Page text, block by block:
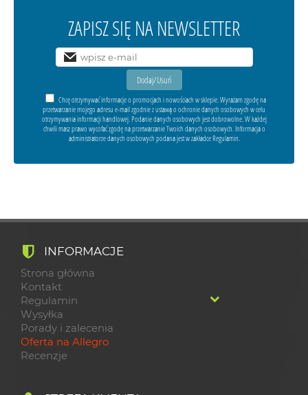
ZAPISZ SIĘ NA NEWSLETTER
Chcę otrzymywać informacje o promocjach i nowościach w sklepie. Wyrażam zgodę na
przetwarzanie mojego adresu e-mail zgodnie z ustawą o ochronie danych osobowych w celu
otrzymywania informacji handlowej. Podanie danych osobowych jest dobrowolne. W każdej
chwili masz prawo wycofać zgodę na przetwarzanie Twoich danych osobowych. Informacja o
administratorze danych osobowych podana jest w zakładce Regulamin.
INFORMACJE
Strona główna
Kontakt
Regulamin
Wysyłka
Porady i zalecenia
Oferta na Allegro
Recenzje